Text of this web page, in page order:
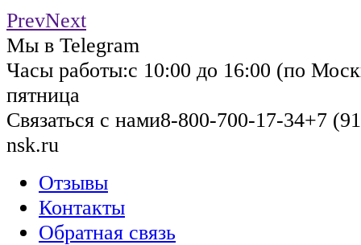
PrevNext
Мы в Telegram
Часы работы:с 10:00 до 16:00 (по
пятница
Связаться с нами8-800-700-17-34+7
nsk.ru
Отзывы
Контакты
Обратная связь